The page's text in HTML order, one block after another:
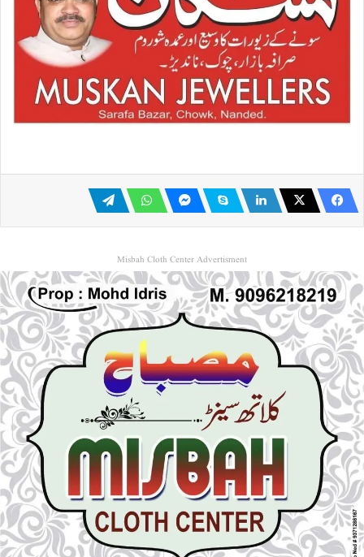
Misbah Cloth Center Advertisment